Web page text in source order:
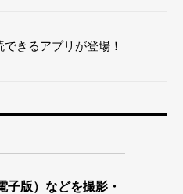
きるアプリが登場！
版）などを撮影・